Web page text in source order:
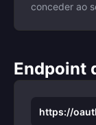
conceder ao
Endpoint
https://